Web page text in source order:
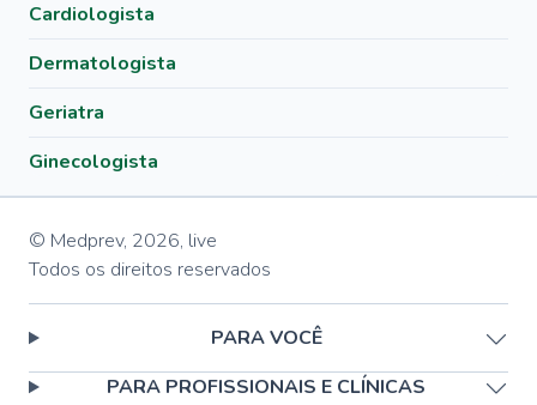
Cardiologista
Dermatologista
Geriatra
Ginecologista
© Medprev, 2026, live
Todos os direitos reservados
PARA VOCÊ
PARA PROFISSIONAIS E CLÍNICAS